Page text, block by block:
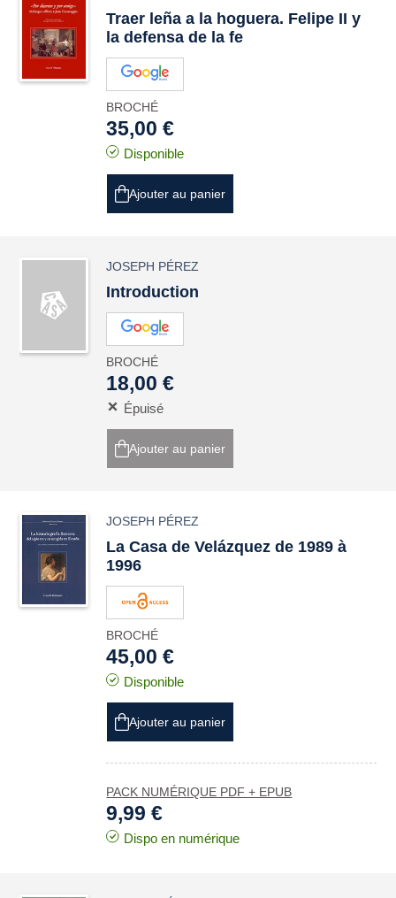
Traer leña a la hoguera. Felipe II y
la defensa de la fe
BROCHÉ
35,00 €
Disponible
Ajouter au panier
JOSEPH PÉREZ
Introduction
BROCHÉ
18,00 €
Épuisé
Ajouter au panier
JOSEPH PÉREZ
La Casa de Velázquez de 1989 à
1996
BROCHÉ
45,00 €
Disponible
Ajouter au panier
PACK NUMÉRIQUE PDF + EPUB
9,99 €
Dispo en numérique